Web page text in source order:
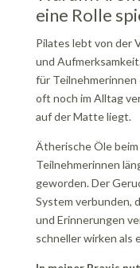
eine Rolle
Pilates lebt von der
und
für
oft noch im Alltag
auf der Matte liegt.
Ätherische Öle
Teilnehmerinnen
geworden. Der
System verbunden,
und Erinnerungen
schneller wirken als